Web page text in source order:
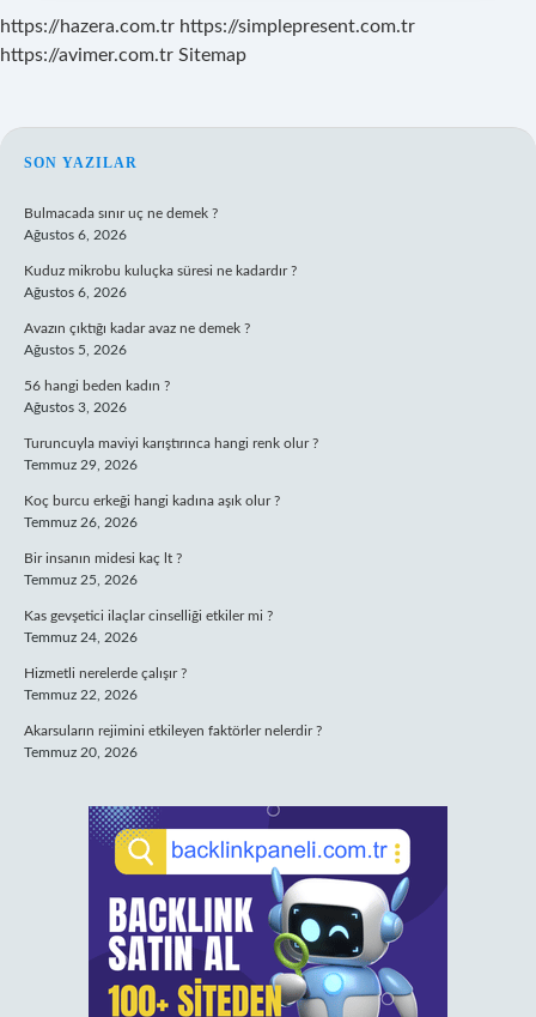
https://hazera.com.tr https://simplepresent.com.tr
https://avimer.com.tr Sitemap
SIDEBAR
SON YAZILAR
Bulmacada sınır uç ne demek ?
Ağustos 6, 2026
Kuduz mikrobu kuluçka süresi ne kadardır ?
Ağustos 6, 2026
Avazın çıktığı kadar avaz ne demek ?
Ağustos 5, 2026
56 hangi beden kadın ?
Ağustos 3, 2026
Turuncuyla maviyi karıştırınca hangi renk olur ?
Temmuz 29, 2026
Koç burcu erkeği hangi kadına aşık olur ?
Temmuz 26, 2026
Bir insanın midesi kaç lt ?
Temmuz 25, 2026
Kas gevşetici ilaçlar cinselliği etkiler mi ?
Temmuz 24, 2026
Hizmetli nerelerde çalışır ?
Temmuz 22, 2026
Akarsuların rejimini etkileyen faktörler nelerdir ?
Temmuz 20, 2026